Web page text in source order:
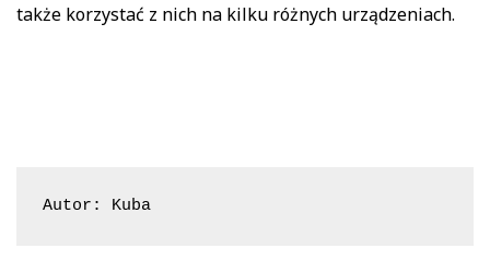
także korzystać z nich na kilku różnych urządzeniach.
Autor: Kuba